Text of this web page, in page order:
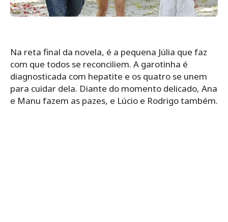
Na reta final da novela, é a pequena Júlia que faz
com que todos se reconciliem. A garotinha é
diagnosticada com hepatite e os quatro se unem
para cuidar dela. Diante do momento delicado, Ana
e Manu fazem as pazes, e Lúcio e Rodrigo também.